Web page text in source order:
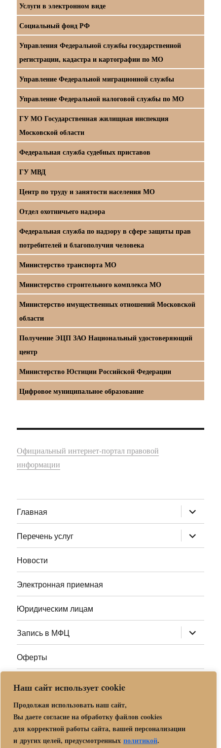
Наш сайт использует cookie
Продолжая использовать наш сайт,
Вы даете согласие на обработку файлов cookies
для корректной работы сайта, вашей персонализации
и других целей, предусмотренных политикой.
Услуги в электронном виде
Социальный фонд РФ
Управления Федеральной службы государственной
регистрации, кадастра и картографии по МО
Управление Федеральной миграционной службы
Управление Федеральной налоговой службы по МО
ГУ МО Государственная жилищная инспекция
Московской области
Федеральная служба судебных приставов
ГУ МВД
Центр по труду и занятости населения МО
Отдел охотничьего надзора
Федеральная служба по надзору в сфере защиты прав
потребителей и благополучия человека
Министерство транспорта МО
Министерство строительного комплекса МО
Министерство имущественных отношений Московской
области
Получение ЭЦП ЗАО Национальный удостоверяющий
центр
Министерство Юстиции Российской Федерации
Цифровое муниципальное образование
Официальный интернет-портал правовой
информации
Главная раскрыть
дочернее
меню
Перечень услуг
раскрыть
дочернее
меню
Новости
Электронная приемная
Юридическим лицам
Запись в МФЦ раскрыть
дочернее
меню
Оферты
Адреса МФЦ МО
Центр государственных и муниципальных услуг «Мои